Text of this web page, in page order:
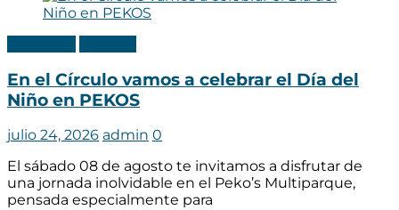
En el Círculo vamos a celebrar el Día del
Niño en PEKOS
julio 24, 2026 admin 0
El sábado 08 de agosto te invitamos a disfrutar de
una jornada inolvidable en el Peko’s Multiparque,
pensada especialmente para